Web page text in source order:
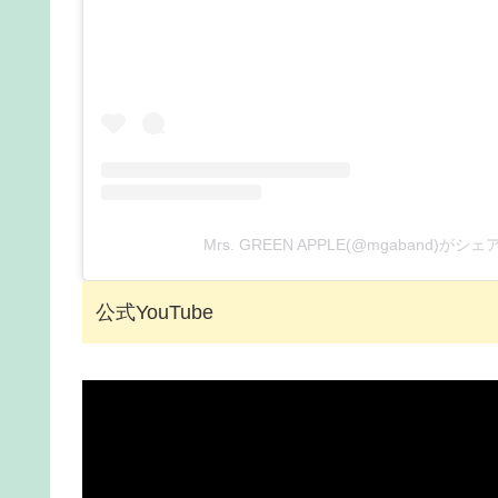
Mrs. GREEN APPLE(@mgaband)がシェ
公式YouTube